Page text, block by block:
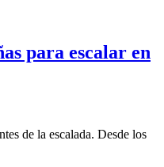
para escalar en
de la escalada. Desde los